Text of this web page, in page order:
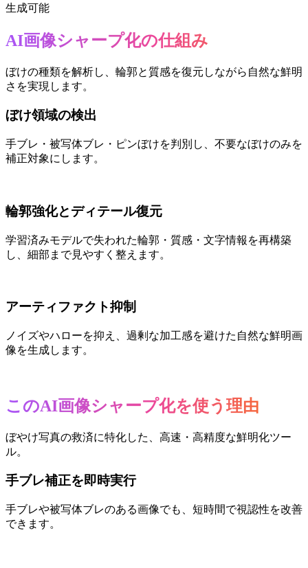
生成可能
AI画像シャープ化の仕組み
ぼけの種類を解析し、輪郭と質感を復元しながら自然な鮮明
さを実現します。
ぼけ領域の検出
手ブレ・被写体ブレ・ピンぼけを判別し、不要なぼけのみを
補正対象にします。
輪郭強化とディテール復元
学習済みモデルで失われた輪郭・質感・文字情報を再構築
し、細部まで見やすく整えます。
アーティファクト抑制
ノイズやハローを抑え、過剰な加工感を避けた自然な鮮明画
像を生成します。
このAI画像シャープ化を使う理由
ぼやけ写真の救済に特化した、高速・高精度な鮮明化ツー
ル。
手ブレ補正を即時実行
手ブレや被写体ブレのある画像でも、短時間で視認性を改善
できます。